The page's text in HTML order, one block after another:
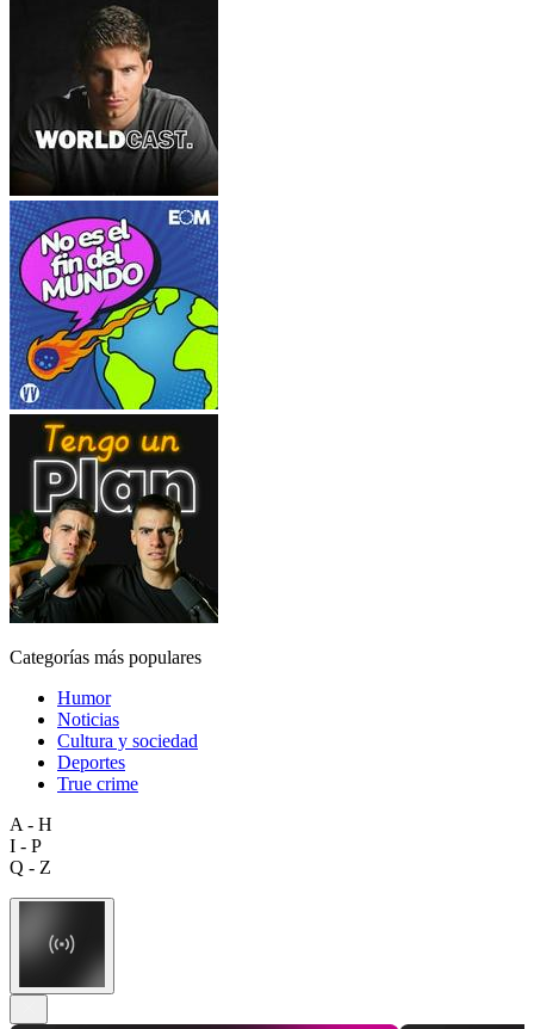
Categorías más populares
Humor
Noticias
Cultura y sociedad
Deportes
True crime
A - H
I - P
Q - Z